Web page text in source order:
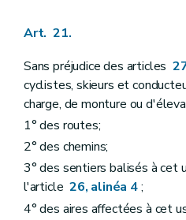
Art. 21.
Sans préjudice des articles
cyclistes, skieurs et
charge, de monture ou
1° des routes;
2° des chemins;
3° des sentiers balisés à cet
l'article26, alinéa 4;
4° des aires affectées à cet